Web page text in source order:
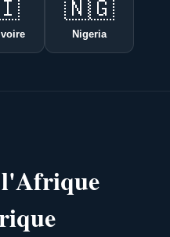
🇳🇬
Nigeria
l'Afrique